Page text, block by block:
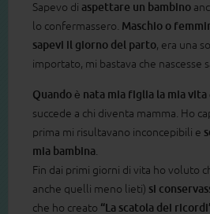
Sapevo di aspettare un bambino
lo confermassero. Maschio o
sapevi il giorno del parto, era una
importato, mi bastava che nascesse
Quando è nata mia figlia la mia vita
succede a chi diventa mamma. Ho
prima mi risultavano inconcepibili e
mia bambina
Fin dai primi giorni di vita ho voluto
anche quelli meno lieti) si
che ho creato “La scatola dei